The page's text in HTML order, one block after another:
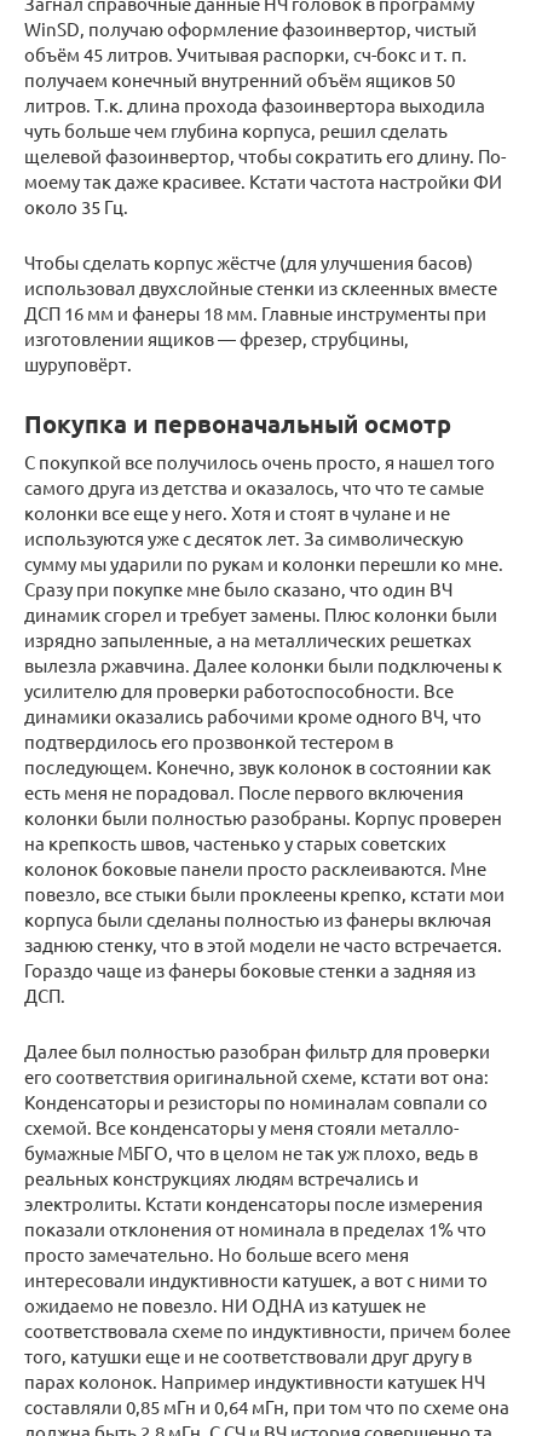
WinSD, получаю оформление фазоинвертор, чистый
объём 45 литров. Учитывая распорки, сч-бокс и т. п.
получаем конечный внутренний объём ящиков 50
литров. Т.к. длина прохода фазоинвертора выходила
чуть больше чем глубина корпуса, решил сделать
щелевой фазоинвертор, чтобы сократить его длину. По-
моему так даже красивее. Кстати частота настройки ФИ
около 35 Гц.
Чтобы сделать корпус жёстче (для улучшения басов)
использовал двухслойные стенки из склеенных вместе
ДСП 16 мм и фанеры 18 мм. Главные инструменты при
изготовлении ящиков — фрезер, струбцины,
шуруповёрт.
Покупка и первоначальный осмотр
С покупкой все получилось очень просто, я нашел того
самого друга из детства и оказалось, что что те самые
колонки все еще у него. Хотя и стоят в чулане и не
используются уже с десяток лет. За символическую
сумму мы ударили по рукам и колонки перешли ко мне.
Сразу при покупке мне было сказано, что один ВЧ
динамик сгорел и требует замены. Плюс колонки были
изрядно запыленные, а на металлических решетках
вылезла ржавчина. Далее колонки были подключены к
усилителю для проверки работоспособности. Все
динамики оказались рабочими кроме одного ВЧ, что
подтвердилось его прозвонкой тестером в
последующем. Конечно, звук колонок в состоянии как
есть меня не порадовал. После первого включения
колонки были полностью разобраны. Корпус проверен
на крепкость швов, частенько у старых советских
колонок боковые панели просто расклеиваются. Мне
повезло, все стыки были проклеены крепко, кстати мои
корпуса были сделаны полностью из фанеры включая
заднюю стенку, что в этой модели не часто встречается.
Гораздо чаще из фанеры боковые стенки а задняя из
ДСП.
Далее был полностью разобран фильтр для проверки
его соответствия оригинальной схеме, кстати вот она:
Конденсаторы и резисторы по номиналам совпали со
схемой. Все конденсаторы у меня стояли металло-
бумажные МБГО, что в целом не так уж плохо, ведь в
реальных конструкциях людям встречались и
электролиты. Кстати конденсаторы после измерения
показали отклонения от номинала в пределах 1% что
просто замечательно. Но больше всего меня
интересовали индуктивности катушек, а вот с ними то
ожидаемо не повезло. НИ ОДНА из катушек не
соответствовала схеме по индуктивности, причем более
того, катушки еще и не соответствовали друг другу в
парах колонок. Например индуктивности катушек НЧ
составляли 0,85 мГн и 0,64 мГн, при том что по схеме она
должна быть 2,8 мГн. С СЧ и ВЧ история совершенно та